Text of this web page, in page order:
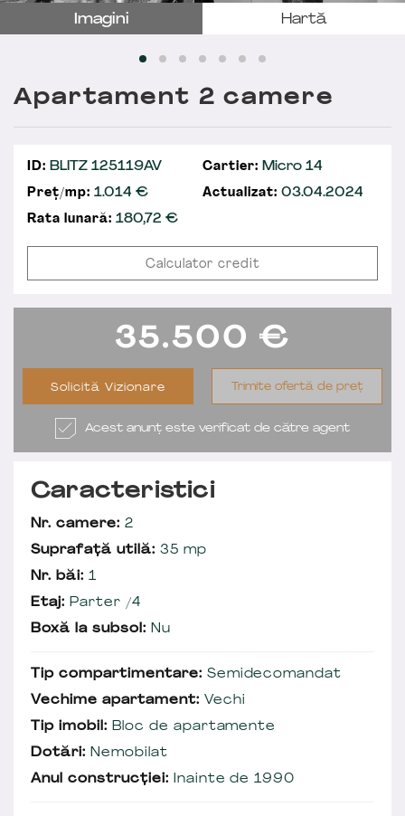
Imagini Hartă
Apartament 2 camere
ID: BLITZ 125119AV Cartier: Micro 14
Preț/mp: 1.014 € Actualizat: 03.04.2024
Rata lunară: 180,72 €
Calculator credit
35.500 €
Solicită Vizionare Trimite ofertă de preț
Acest anunț este verificat de către agent
Caracteristici
Nr. camere: 2
Suprafață utilă: 35 mp
Nr. băi: 1
Etaj: Parter /4
Boxă la subsol: Nu
Tip compartimentare: Semidecomandat
Vechime apartament: Vechi
Tip imobil: Bloc de apartamente
Dotări: Nemobilat
Anul construcției: Inainte de 1990